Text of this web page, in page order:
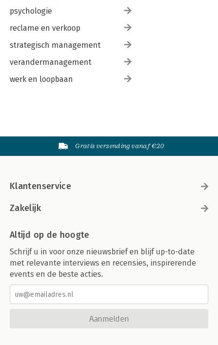
psychologie
reclame en verkoop
strategisch management
verandermanagement
werk en loopbaan
Gratis verzending vanaf €20
Klantenservice
Zakelijk
Altijd op de hoogte
Schrijf u in voor onze nieuwsbrief en blijf up-to-date
met relevante interviews en recensies, inspirerende
events en de beste acties.
Aanmelden